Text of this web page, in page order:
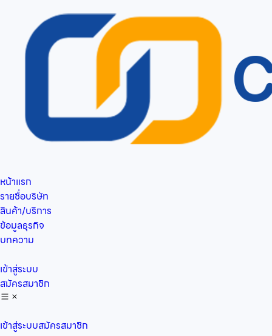
หน้าแรก
รายชื่อบริษัท
สินค้า/บริการ
ข้อมูลธุรกิจ
บทความ
เข้าสู่ระบบ
สมัครสมาชิก
เข้าสู่ระบบสมัครสมาชิก